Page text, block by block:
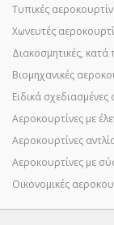
Τυπικές
Χωνευτές
Διακοσμητικές,
Βιομηχανικές
Ειδικά
Αεροκουρτίνες με
Αεροκουρτίνες
Αεροκουρτίνες με
Οικονομικές